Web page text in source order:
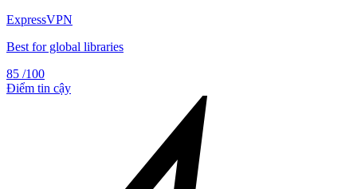
ExpressVPN
Best for global libraries
85 /100
Điểm tin cậy